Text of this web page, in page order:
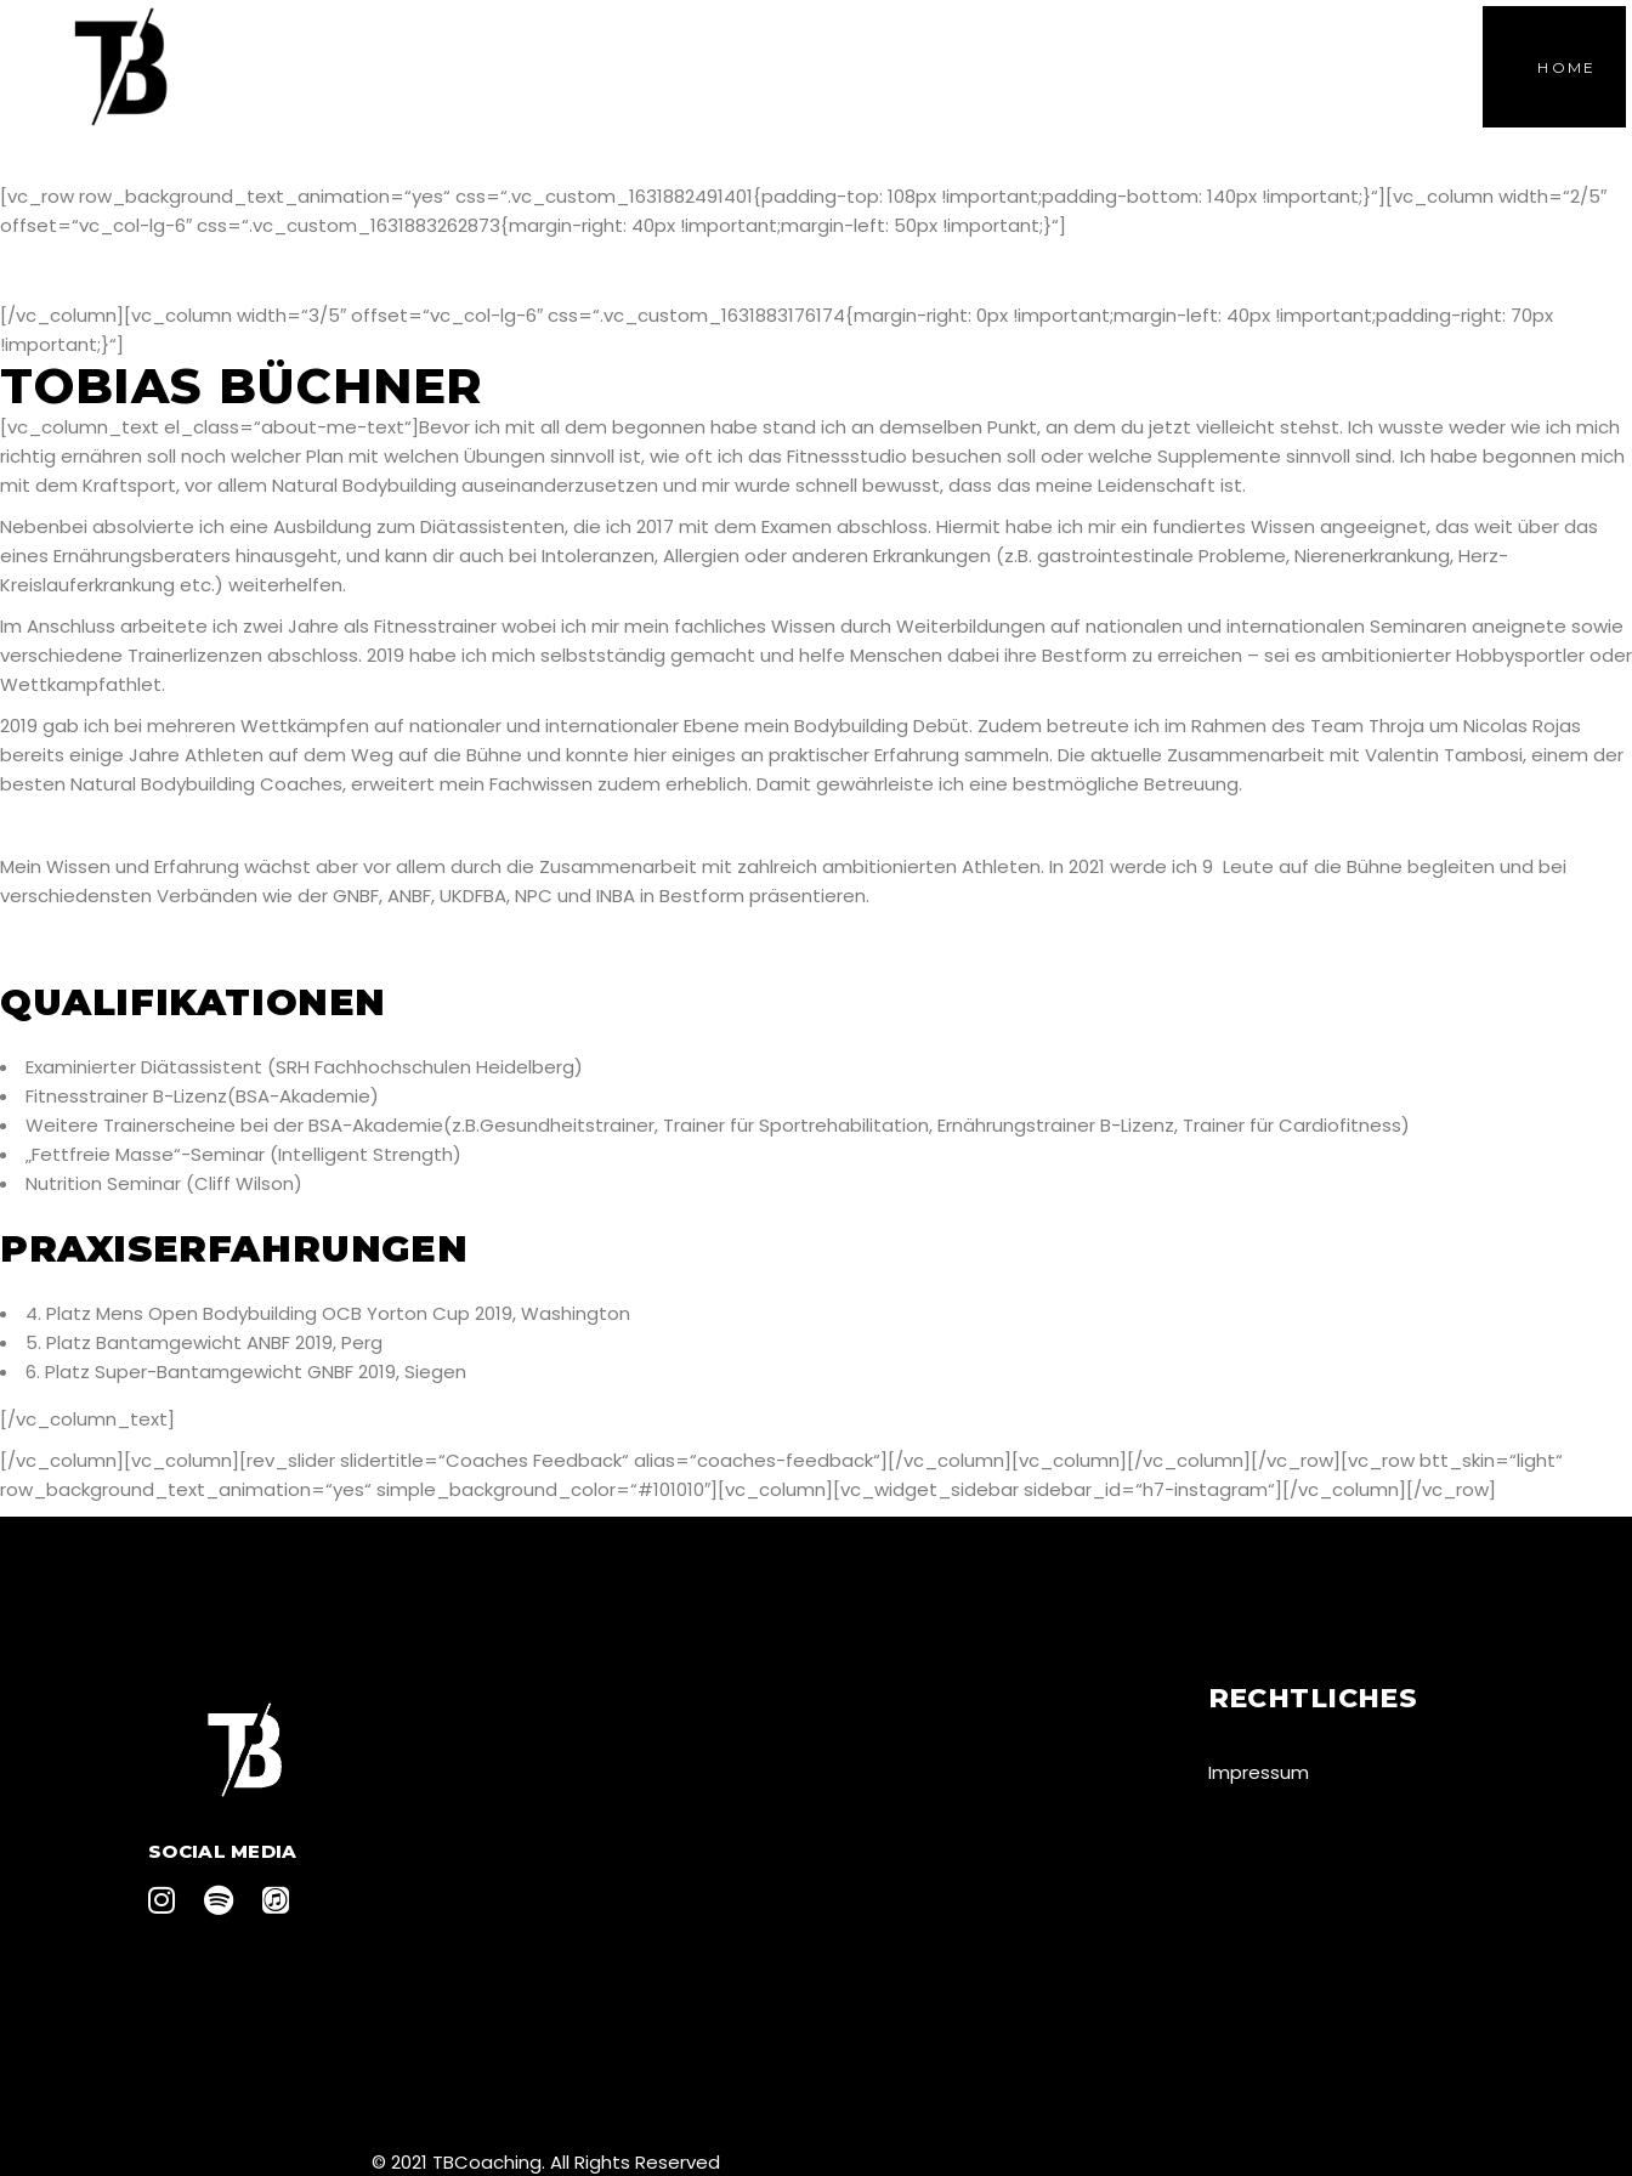
HOME
[vc_row row_background_text_animation=“yes“ css=“.vc_custom_1631882491401{padding-top: 108px !important;padding-bottom: 140px !important;}“][vc_column width=“2/5″
offset=“vc_col-lg-6″ css=“.vc_custom_1631883262873{margin-right: 40px !important;margin-left: 50px !important;}“]
[/vc_column][vc_column width=“3/5″ offset=“vc_col-lg-6″ css=“.vc_custom_1631883176174{margin-right: 0px !important;margin-left: 40px !important;padding-right: 70px
!important;}“]
TOBIAS BÜCHNER
[vc_column_text el_class=“about-me-text“]Bevor ich mit all dem begonnen habe stand ich an demselben Punkt, an dem du jetzt vielleicht stehst. Ich wusste weder wie ich mich
richtig ernähren soll noch welcher Plan mit welchen Übungen sinnvoll ist, wie oft ich das Fitnessstudio besuchen soll oder welche Supplemente sinnvoll sind. Ich habe begonnen mich
mit dem Kraftsport, vor allem Natural Bodybuilding auseinanderzusetzen und mir wurde schnell bewusst, dass das meine Leidenschaft ist.
Nebenbei absolvierte ich eine Ausbildung zum Diätassistenten, die ich 2017 mit dem Examen abschloss. Hiermit habe ich mir ein fundiertes Wissen angeeignet, das weit über das
eines Ernährungsberaters hinausgeht, und kann dir auch bei Intoleranzen, Allergien oder anderen Erkrankungen (z.B. gastrointestinale Probleme, Nierenerkrankung, Herz-
Kreislauferkrankung etc.) weiterhelfen.
Im Anschluss arbeitete ich zwei Jahre als Fitnesstrainer wobei ich mir mein fachliches Wissen durch Weiterbildungen auf nationalen und internationalen Seminaren aneignete sowie
verschiedene Trainerlizenzen abschloss. 2019 habe ich mich selbstständig gemacht und helfe Menschen dabei ihre Bestform zu erreichen – sei es ambitionierter Hobbysportler oder
Wettkampfathlet.
2019 gab ich bei mehreren Wettkämpfen auf nationaler und internationaler Ebene mein Bodybuilding Debüt. Zudem betreute ich im Rahmen des Team Throja um Nicolas Rojas
bereits einige Jahre Athleten auf dem Weg auf die Bühne und konnte hier einiges an praktischer Erfahrung sammeln. Die aktuelle Zusammenarbeit mit Valentin Tambosi, einem der
besten Natural Bodybuilding Coaches, erweitert mein Fachwissen zudem erheblich. Damit gewährleiste ich eine bestmögliche Betreuung.
Mein Wissen und Erfahrung wächst aber vor allem durch die Zusammenarbeit mit zahlreich ambitionierten Athleten. In 2021 werde ich 9 Leute auf die Bühne begleiten und bei
verschiedensten Verbänden wie der GNBF, ANBF, UKDFBA, NPC und INBA in Bestform präsentieren.
QUALIFIKATIONEN
Examinierter Diätassistent (SRH Fachhochschulen Heidelberg)
Fitnesstrainer B-Lizenz(BSA-Akademie)
Weitere Trainerscheine bei der BSA-Akademie(z.B.Gesundheitstrainer, Trainer für Sportrehabilitation, Ernährungstrainer B-Lizenz, Trainer für Cardiofitness)
„Fettfreie Masse“-Seminar (Intelligent Strength)
Nutrition Seminar (Cliff Wilson)
PRAXISERFAHRUNGEN
4. Platz Mens Open Bodybuilding OCB Yorton Cup 2019, Washington
5. Platz Bantamgewicht ANBF 2019, Perg
6. Platz Super-Bantamgewicht GNBF 2019, Siegen
[/vc_column_text]
[/vc_column][vc_column][rev_slider slidertitle=“Coaches Feedback“ alias=“coaches-feedback“][/vc_column][vc_column][/vc_column][/vc_row][vc_row btt_skin=“light“
row_background_text_animation=“yes“ simple_background_color=“#101010″][vc_column][vc_widget_sidebar sidebar_id=“h7-instagram“][/vc_column][/vc_row]
SOCIAL MEDIA
RECHTLICHES
Impressum
© 2021 TBCoaching. All Rights Reserved